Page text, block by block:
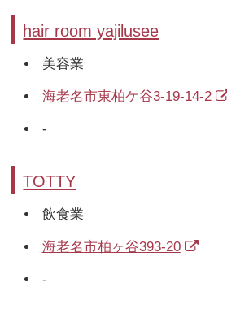
hair room yajilusee
美容業
海老名市東柏ケ谷3-19-14-2
-
TOTTY
飲食業
海老名市柏ヶ谷393-20
-